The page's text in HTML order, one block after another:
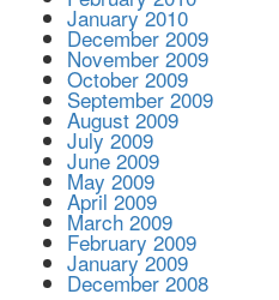
January 2010
December 2009
November 2009
October 2009
September 2009
August 2009
July 2009
June 2009
May 2009
April 2009
March 2009
February 2009
January 2009
December 2008